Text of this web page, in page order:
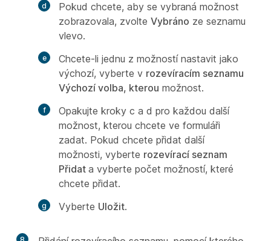
Pokud chcete, aby se vybraná možnost
zobrazovala, zvolte Vybráno ze seznamu
vlevo.
Chcete-li jednu z možností nastavit jako
výchozí, vyberte v rozevíracím seznamu
Výchozí volba, kterou možnost.
Opakujte kroky c a d pro každou další
možnost, kterou chcete ve formuláři
zadat. Pokud chcete přidat další
možnosti, vyberte rozevírací seznam
Přidat a vyberte počet možností, které
chcete přidat.
Vyberte Uložit.